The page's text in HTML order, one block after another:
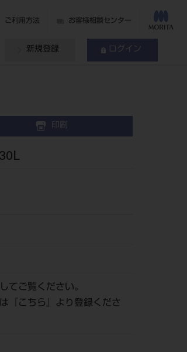
ご利用方法 お客様相談センター
新規登録 ログイン
印刷
してご覧ください。
『
こちら
』より登録くださ